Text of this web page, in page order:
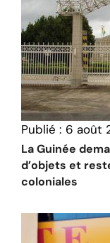
Publié : 6 août
La Guinée
d’objets et
coloniales